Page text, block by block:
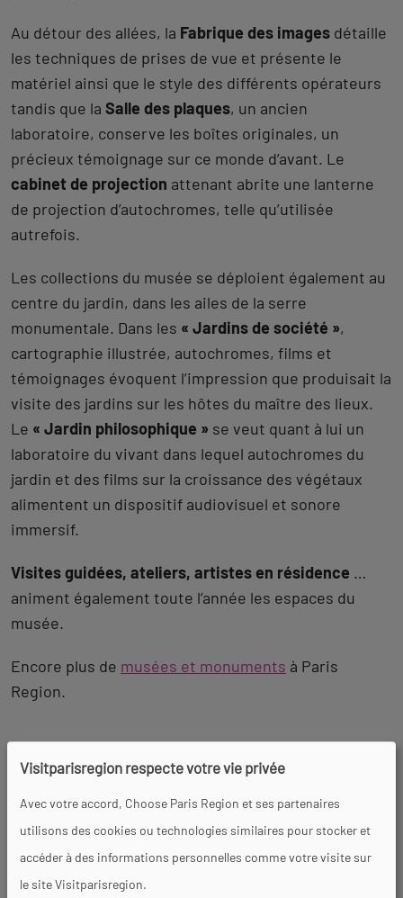
Au détour des allées, la Fabrique des images détaille
les techniques de prises de vue et présente le
matériel ainsi que le style des différents opérateurs
tandis que la Salle des plaques, un ancien
laboratoire, conserve les boîtes originales, un
précieux témoignage sur ce monde d’avant. Le
cabinet de projection attenant abrite une lanterne
de projection d’autochromes, telle qu’utilisée
autrefois.
Les collections du musée se déploient également au
centre du jardin, dans les ailes de la serre
monumentale. Dans les « Jardins de société »,
cartographie illustrée, autochromes, films et
témoignages évoquent l’impression que produisait la
visite des jardins sur les hôtes du maître des lieux.
Le « Jardin philosophique » se veut quant à lui un
laboratoire du vivant dans lequel autochromes du
jardin et des films sur la croissance des végétaux
alimentent un dispositif audiovisuel et sonore
immersif.
Visites guidées, ateliers, artistes en résidence …
animent également toute l’année les espaces du
musée.
Encore plus de musées et monuments à Paris
Region.
Accès et contacts
2 rue du Port
92100 Boulogne-Billancourt
Visitparisregion respecte votre vie privée
Avec votre accord, Choose Paris Region et ses partenaires
utilisons des cookies ou technologies similaires pour stocker et
accéder à des informations personnelles comme votre visite sur
le site Visitparisregion.